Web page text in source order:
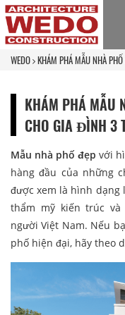
WEDO KHÁM PHÁ MẪU NHÀ
KHÁM PHÁ MẪU
CHO GIA ĐÌNH 3
Mẫu nhà phố đẹp với
hàng đầu của những
được xem là hình dạng
thẩm mỹ kiến trúc
người Việt Nam. Nếu
phố hiện đại, hãy theo